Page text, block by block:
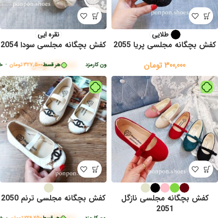
طلایی
کفش بچگانه مجلسی پریا 2055
300,000 تومان هر قسط327,500تومان • خرید • خرید قسطی با ترب‌پی بدون کارمزد
نقره ایی
کفش بچگانه مجلسی سودا 2054
1,310,000 تومان
کفش بچگانه مجلسی نازگل
2051
کفش بچگانه مجلسی ترنم 2050